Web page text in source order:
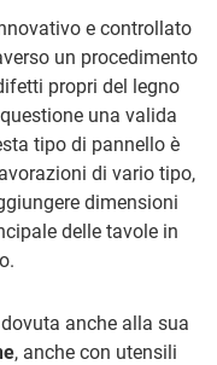
e controllato
un procedimento
propri del legno
una valida
tipo di pannello è
di vario tipo,
dimensioni
delle tavole in
anche alla sua
, anche con utensili